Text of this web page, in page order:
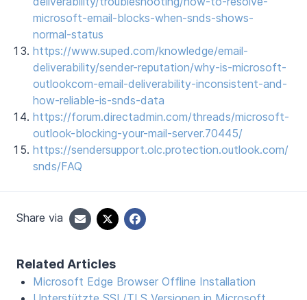
microsoft-email-blocks-when-snds-shows-
normal-status
https://www.suped.com/knowledge/email-
deliverability/sender-reputation/why-is-microsoft-
outlookcom-email-deliverability-inconsistent-and-
how-reliable-is-snds-data
https://forum.directadmin.com/threads/microsoft-
outlook-blocking-your-mail-server.70445/
https://sendersupport.olc.protection.outlook.com/
snds/FAQ
Share via
Related Articles
Microsoft Edge Browser Offline Installation